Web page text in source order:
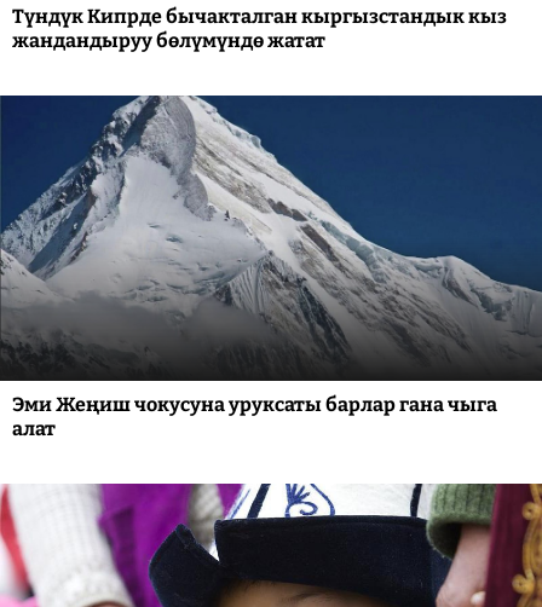
Түндүк Кипрде бычакталган кыргызстандык кыз
жандандыруу бөлүмүндө жатат
Эми Жеңиш чокусуна уруксаты барлар гана чыга
алат